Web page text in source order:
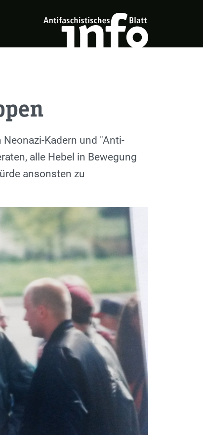
öffnen
Kadern und "Anti-
alle Hebel in Bewegung
ansonsten zu